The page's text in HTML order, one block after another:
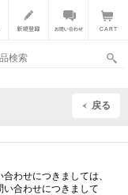
戻る
わせにつきましては、
合わせにつきまして